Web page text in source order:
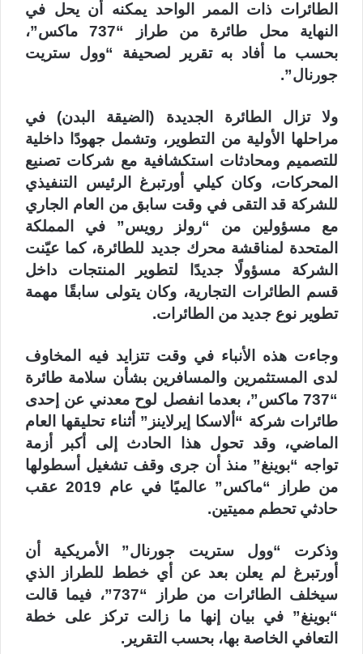
الطائرات ذات الممر الواحد يمكنه أن يحل في
النهاية محل طائرة من طراز “737 ماكس”،
بحسب ما أفاد به تقرير لصحيفة “وول ستريت
جورنال”.
ولا تزال الطائرة الجديدة (الضيقة البدن) في
مراحلها الأولية من التطوير، وتشمل جهودًا داخلية
للتصميم ومحادثات استكشافية مع شركات تصنيع
المحركات، وكان كيلي أورتبرغ الرئيس التنفيذي
للشركة قد التقى في وقت سابق من العام الجاري
مع مسؤولين من “رولز رويس” في المملكة
المتحدة لمناقشة محرك جديد للطائرة، كما عيّنت
الشركة مسؤولًا جديدًا لتطوير المنتجات داخل
قسم الطائرات التجارية، وكان يتولى سابقًا مهمة
تطوير نوع جديد من الطائرات.
وجاءت هذه الأنباء في وقت تتزايد فيه المخاوف
لدى المستثمرين والمسافرين بشأن سلامة طائرة
“737 ماكس”، بعدما انفصل لوح معدني عن إحدى
طائرات شركة “ألاسكا إيرلاينز” أثناء تحليقها العام
الماضي، وقد تحول هذا الحادث إلى أكبر أزمة
تواجه “بوينغ” منذ أن جرى وقف تشغيل أسطولها
من طراز “ماكس” عالميًا في عام 2019 عقب
حادثي تحطم مميتين.
وذكرت “وول ستريت جورنال” الأمريكية أن
أورتبرغ لم يعلن بعد عن أي خطط للطراز الذي
سيخلف الطائرات من طراز “737”، فيما قالت
“بوينغ” في بيان إنها ما زالت تركز على خطة
التعافي الخاصة بها، بحسب التقرير.